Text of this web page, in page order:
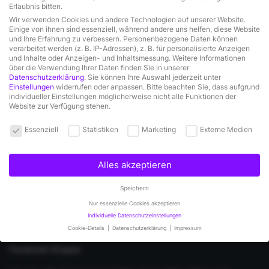
Folge uns auf Facebook
Folge uns auf LinkedIn
Tool
Registrieren
Funktionen
Preise
Integrationen
Anleitungen
Jetzt kontaktieren
Anleitungen
Produkttour
Erlaubnis bitten.
Wir verwenden Cookies und andere Technologien auf unserer Website.
Einige von ihnen sind essenziell, während andere uns helfen, diese Website
und Ihre Erfahrung zu verbessern. Personenbezogene Daten können
verarbeitet werden (z. B. IP-Adressen), z. B. für personalisierte Anzeigen
und Inhalte oder Anzeigen- und Inhaltsmessung. Weitere Informationen
über die Verwendung Ihrer Daten finden Sie in unserer
Datenschutzerklärung. Sie können Ihre Auswahl jederzeit unter
Einstellungen widerrufen oder anpassen. Bitte beachten Sie, dass aufgrund
individueller Einstellungen möglicherweise nicht alle Funktionen der
Website zur Verfügung stehen.
Essenziell
Statistiken Marketing Externe Medien
Alles akzeptieren
Speichern
Nur essenzielle Cookies akzeptieren
Individuelle Datenschutzeinstellungen
Cookie-Details
Datenschutzerklärung Impressum
Datenschutzeinstellungen